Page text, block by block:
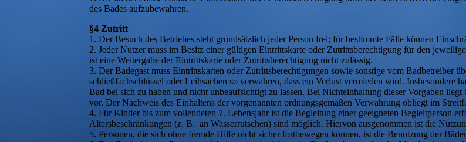
des Bades aufzubewahren.
§4 Zutritt
1. Der Besuch des Betriebes steht grundsätzlich jeder Person frei; für bestimmte Fälle können
2. Jeder Nutzer muss im Besitz einer gültigen Eintrittskarte oder Zutrittsberechtigung für den
ist eine Weitergabe der Eintrittskarte oder Zutrittsberechtigung nicht zulässig.
3. Der Badegast muss Eintrittskarten oder Zutrittsberechtigungen sowie sonstige vom Badbetreiber
schließfachschlüssel oder Leihsachen so verwahren, dass ein Verlust vermieden wird. Insbesondere
Bad bei sich zu haben und nicht unbeaufsichtigt zu lassen. Bei Nichteinhaltung dieser Vorgaben liegt
vor. Der Nachweis des Einhaltens der vorgenannten ordnungsgemäßen Verwahrung obliegt im
4. Für Kinder bis zum vollendeten 7. Lebensjahr ist die Begleitung einer geeigneten Begleitperson
Altersbeschränkungen (z. B. an Wasserrutschen) sind möglich. Hiervon ausgenommen ist die
5. Personen, die sich ohne fremde Hilfe nicht sicher fortbewegen können, ist die Benutzung der